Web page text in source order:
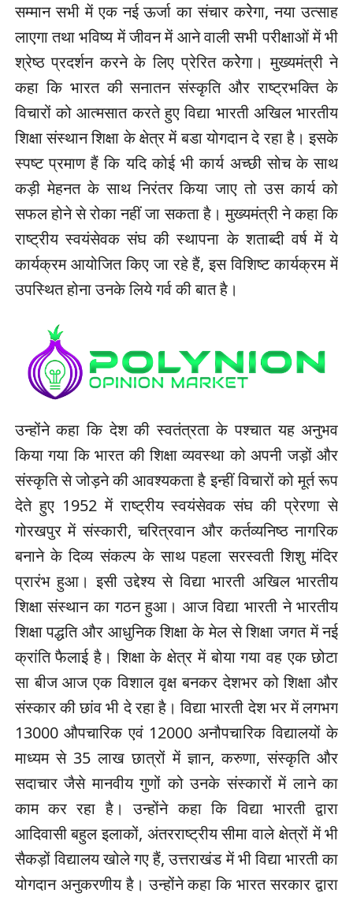
सम्मान सभी में एक नई ऊर्जा का संचार करेेगा, नया उत्साह
लाएगा तथा भविष्य में जीवन में आने वाली सभी परीक्षाओं में भी
श्रेष्ठ प्रदर्शन करने के लिए प्रेरित करेेगा। मुख्यमंत्री ने
कहा कि भारत की सनातन संस्कृति और राष्ट्रभक्ति के
विचारों को आत्मसात करते हुए विद्या भारती अखिल भारतीय
शिक्षा संस्थान शिक्षा के क्षेत्र में बडा योगदान दे रहा है। इसके
स्पष्ट प्रमाण हैं कि यदि कोई भी कार्य अच्छी सोच के साथ
कड़ी मेहनत के साथ निरंतर किया जाए तो उस कार्य को
सफल होने से रोका नहीं जा सकता है। मुख्यमंत्री ने कहा कि
राष्ट्रीय स्वयंसेवक संघ की स्थापना के शताब्दी वर्ष में ये
कार्यक्रम आयोजित किए जा रहे हैं, इस विशिष्ट कार्यक्रम में
उपस्थित होना उनके लिये गर्व की बात है।
उन्होंने कहा कि देश की स्वतंत्रता के पश्चात यह अनुभव
किया गया कि भारत की शिक्षा व्यवस्था को अपनी जड़ों और
संस्कृति से जोड़ने की आवश्यकता है इन्हीं विचारों को मूर्त रूप
देते हुए 1952 में राष्ट्रीय स्वयंसेवक संघ की प्रेरणा से
गोरखपुर में संस्कारी, चरित्रवान और कर्तव्यनिष्ठ नागरिक
बनाने के दिव्य संकल्प के साथ पहला सरस्वती शिशु मंदिर
प्रारंभ हुआ। इसी उद्देश्य से विद्या भारती अखिल भारतीय
शिक्षा संस्थान का गठन हुआ। आज विद्या भारती ने भारतीय
शिक्षा पद्धति और आधुनिक शिक्षा के मेल से शिक्षा जगत में नई
क्रांति फैलाई है। शिक्षा के क्षेत्र में बोया गया वह एक छोटा
सा बीज आज एक विशाल वृक्ष बनकर देशभर को शिक्षा और
संस्कार की छांव भी दे रहा है। विद्या भारती देश भर में लगभग
13000 औपचारिक एवं 12000 अनौपचारिक विद्यालयों के
माध्यम से 35 लाख छात्रों में ज्ञान, करुणा, संस्कृति और
सदाचार जैसे मानवीय गुणों को उनके संस्कारों में लाने का
काम कर रहा है। उन्होंने कहा कि विद्या भारती द्वारा
आदिवासी बहुल इलाकों, अंतरराष्ट्रीय सीमा वाले क्षेत्रों में भी
सैकड़ों विद्यालय खोले गए हैं, उत्तराखंड में भी विद्या भारती का
योगदान अनुकरणीय है। उन्होंने कहा कि भारत सरकार द्वारा